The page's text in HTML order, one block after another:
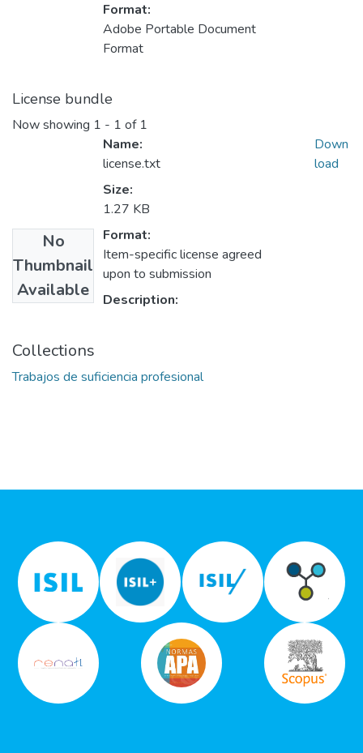
Format:
Adobe Portable Document
Format
License bundle
Now showing 1 - 1 of 1
No
Thumbnail
Available
Name:
license.txt
Size:
1.27 KB
Format:
Item-specific license agreed
upon to submission
Description:
Down
load
Collections
Trabajos de suficiencia profesional